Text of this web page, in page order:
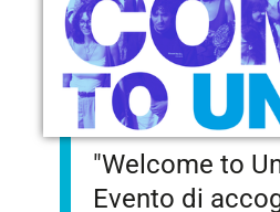
"Welcome to
Evento di